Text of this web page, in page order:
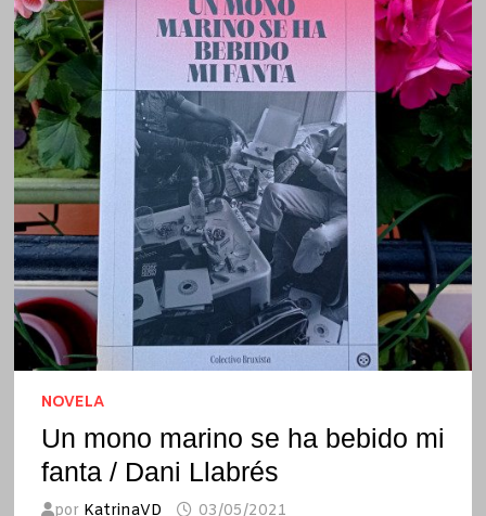
NOVELA
Un mono marino se ha bebido mi
fanta / Dani Llabrés
por KatrinaVD 03/05/2021